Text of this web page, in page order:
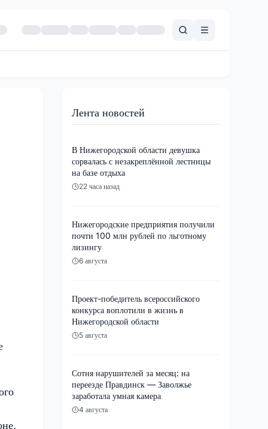
Лента новостей
В Нижегородской области девушка
сорвалась с незакреплённой лестницы
на базе отдыха
22 часа назад
Нижегородские предприятия получили
почти 100 млн рублей по льготному
лизингу
6 августа
Проект-победитель всероссийского
конкурса воплотили в жизнь в
Нижегородской области
5 августа
Сотня нарушителей за месяц: на
переезде Правдинск — Заволжье
заработала умная камера
4 августа